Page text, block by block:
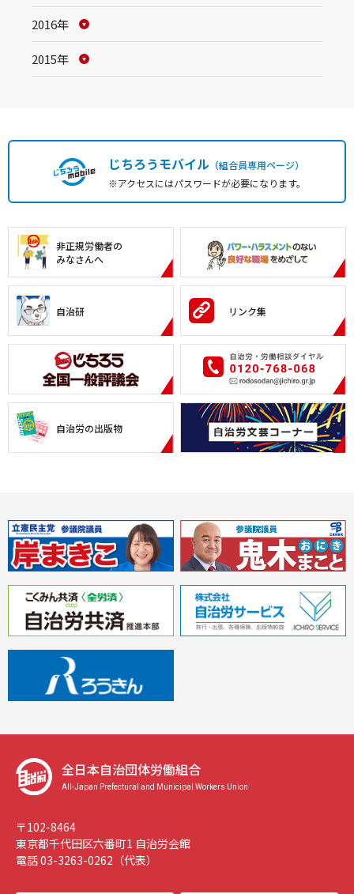
2016年
2015年
じちろうモバイル（組合員専用ページ）
※アクセスにはパスワードが必要になります。
非正規労働者の
みなさんへ
自治研 リンク集
自治労の出版物
全日本自治団体労働組合
All-Japan Prefectural and Municipal Workers Union
〒102-8464
東京都千代田区六番町1 自治労会館
電話 03-3263-0262（代表）